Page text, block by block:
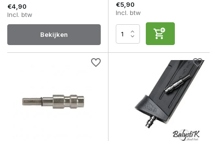
€4,90
Incl. btw
Bekijken
€5,90
Incl. btw